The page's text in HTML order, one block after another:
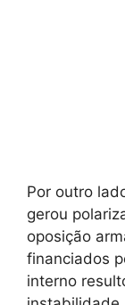
Por outro
gerou
oposição
financiados
interno